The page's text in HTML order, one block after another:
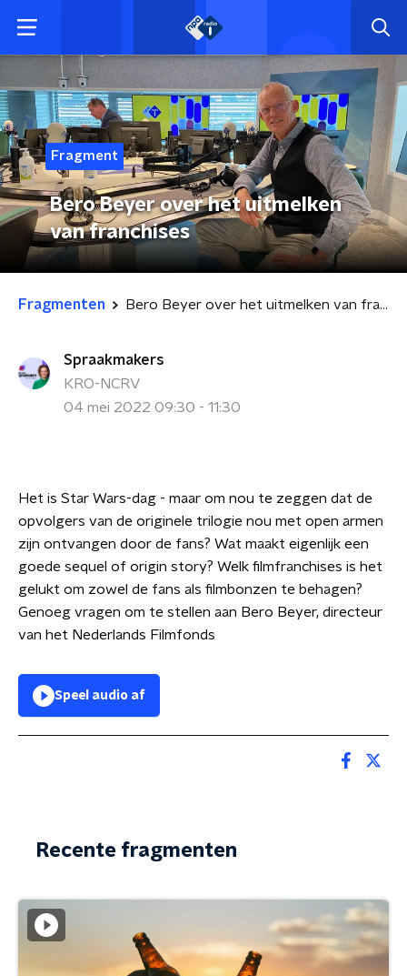
Fragment
Bero Beyer over het uitmelken
van franchises
Fragmenten Bero Beyer over het uitmelken van franchises
Spraakmakers
KRO-NCRV
04 mei 2022 09:30 - 11:30
Het is Star Wars-dag - maar om nou te zeggen dat de
opvolgers van de originele trilogie nou met open armen
zijn ontvangen door de fans? Wat maakt eigenlijk een
goede sequel of origin story? Welk filmfranchises is het
gelukt om zowel de fans als filmbonzen te behagen?
Genoeg vragen om te stellen aan Bero Beyer, directeur
van het Nederlands Filmfonds
Speel audio af
Recente fragmenten